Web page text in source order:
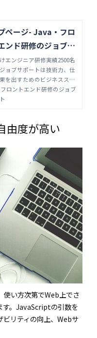
ページ- Java・フロ
ンド研修のジョブサ
エンジニア研修実績2500名
ョブサポートは技術力、仕
を出すためのビジネススキ
に身に付けます。研修は通
ライン・リモートの選択が
ートにお任せください。
ロントエンド研修のジョブ
由度が高い
い方次第でWeb上でさ
す。JavaScriptの引数を
リティの向上、Webサ